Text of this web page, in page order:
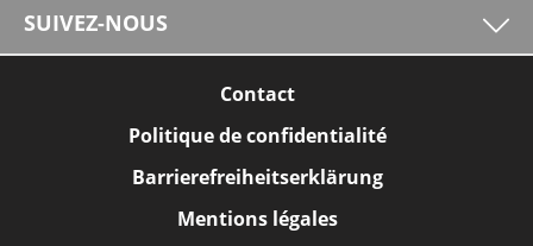
SUIVEZ-NOUS
Contact
Politique de confidentialité
Barrierefreiheitserklärung
Mentions légales